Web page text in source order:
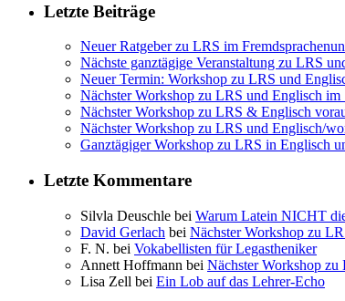
Letzte Beiträge
Neuer Ratgeber zu LRS im
Nächste ganztägige Veranstaltung zu LRS
Neuer Termin: Workshop zu LRS und
Nächster Workshop zu LRS und Englisch im
Nächster Workshop zu LRS & Englisch
Nächster Workshop zu LRS und Englisch/
Ganztägiger Workshop zu LRS in Englisch
Letzte Kommentare
Silvla Deuschle bei Warum Latein NICHT
David Gerlach bei Nächster Workshop zu
F. N. bei Vokabellisten für Legastheniker
Annett Hoffmann bei Nächster Workshop
Lisa Zell bei Ein Lob auf das Lehrer-Echo